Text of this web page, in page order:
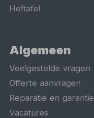
Heftafel
Algemeen
Veelgestelde vragen
Offerte aanvragen
Reparatie en garantie
Vacatures